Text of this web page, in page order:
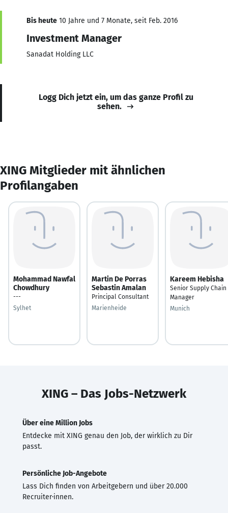
Bis heute 10 Jahre und 7 Monate, seit Feb. 2016
Investment Manager
Sanadat Holding LLC
Logg Dich jetzt ein, um das ganze Profil zu
sehen.
XING Mitglieder mit ähnlichen
Profilangaben
Mohammad Nawfal
Chowdhury
---
Sylhet
Martin De Porras
Sebastin Amalan
Principal Consultant
Marienheide
Kareem Hebisha
Senior Supply Chain
Manager
Munich
XING – Das Jobs-Netzwerk
Über eine Million Jobs
Entdecke mit XING genau den Job, der wirklich zu Dir
passt.
Persönliche Job-Angebote
Lass Dich finden von Arbeitgebern und über 20.000
Recruiter·innen.